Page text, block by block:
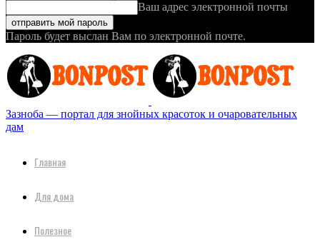
Ваш адрес электронной почты
Пароль будет выслан Вам по электронной почте.
Зазноба — портал для знойных красоток и очаровательных
дам
Главная
Для дома
Полезное